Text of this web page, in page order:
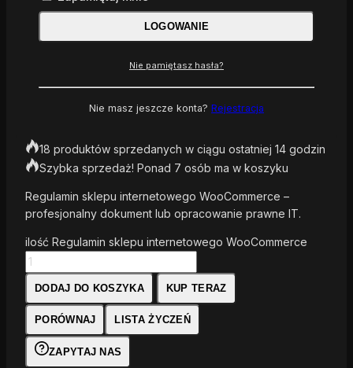
ekspertów
Regulamin sklepu internetowego
WooCommerce
18 produktów sprzedanych w ciągu ostatniej 14 godzin
Szybka sprzedaż! Ponad 7 osób ma w koszyku
Regulamin sklepu internetowego WooCommerce –
profesjonalny dokument lub opracowanie prawne IT.
ilość Regulamin sklepu internetowego WooCommerce
DODAJ DO KOSZYKA KUP TERAZ
PORÓWNAJ LISTA ŻYCZEŃ
ZAPYTAJ NAS
LOGOWANIE
Nie pamiętasz hasła?
Nie masz jeszcze konta? Rejestracja